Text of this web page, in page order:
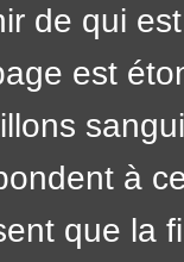
de qui
est
à
que la